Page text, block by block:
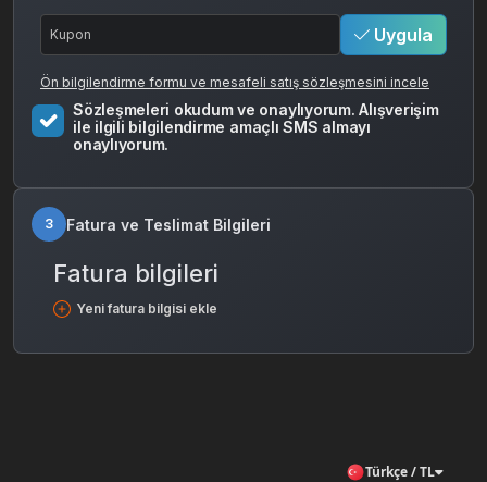
Uygula
Ön bilgilendirme formu ve mesafeli satış sözleşmesini incele
Sözleşmeleri okudum ve onaylıyorum. Alışverişim
ile ilgili bilgilendirme amaçlı SMS almayı
onaylıyorum.
3 Fatura ve Teslimat Bilgileri
Fatura bilgileri
Yeni fatura bilgisi ekle
Türkçe / TL